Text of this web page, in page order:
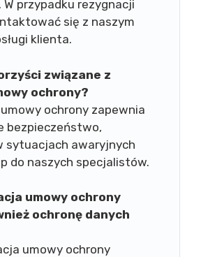
W przypadku rezygnacji
się z naszym
klienta.
związane z
ochrony?
ochrony zapewnia
bezpieczeństwo,
sytuacjach awaryjnych
do naszych specjalistów.
umowy ochrony
ochronę danych
umowy ochrony